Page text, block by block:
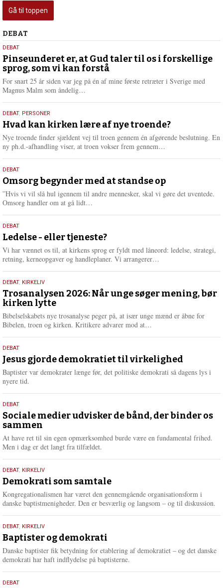
Gå til toppen
Debat
DEBAT
5.
august
2026
DEBAT
Pinseunderet er, at Gud taler til os i forskellige
sprog, som vi kan forstå
For snart 25 år siden var jeg på én af mine første retræter i Sverige med
Magnus Malm som åndelig…
e
r
e
25.
juli
2026
DEBAT, PERSONER
Hvad kan kirken lære af nye troende?
Nye troende finder sjældent vej til troen gennem én afgørende beslutning. En
ny ph.d.-afhandling viser, at troen vokser frem gennem…
e
r
e
9.
juli
2026
DEBAT
Omsorg begynder med at standse op
”Hvis vi vil slå hul igennem til andre mennesker, skal vi gøre det uventede.
Omsorg handler om at gå lidt…
e
r
e
10.
juni
2026
DEBAT
Ledelse - eller tjeneste?
Vi har vænnet os til, at kirkens sprog er fyldt med låneord: ledelse, strategi,
retning, kerneopgaver og handleplaner. Vi arrangerer…
e
2.
juni
2026
DEBAT, KIRKELIV
Trosanalysen 2026: Når unge søger mening, bør
kirken lytte
Bibelselskabets nye trosanalyse peger på, at især unge mænd er åbne for
Bibelen, troen og kirken. Kritikere advarer mod at…
e
r
18.
maj
2026
DEBAT
Jesus gjorde demokratiet til virkelighed
Baptister var demokrater længe før, det politiske demokrati så dagens lys i
nyere tid.
18.
maj
2026
DEBAT
Sociale medier udvisker de bånd, der binder os
sammen
At have ret til sin egen opmærksomhed burde være en fundamental frihed.
Men i dag er det langt fra tilfældet.
18.
maj
2026
DEBAT, KIRKELIV
Demokrati som samtale
Kongregationalismen har været den gennemgående organisationsform i
danske baptistmenigheder. Den er besværlig og langsom – og til diskussion.
18.
maj
2026
DEBAT, KIRKELIV
Baptister og demokrati
Danske baptister fik betydning for etablering af demokratiet – og det danske
demokrati har haft indflydelse på baptisterne.
18.
DEBAT